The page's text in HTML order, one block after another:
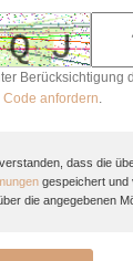
Berücksichtigung
anfordern.
dass die
gespeichert und
die angegebenen